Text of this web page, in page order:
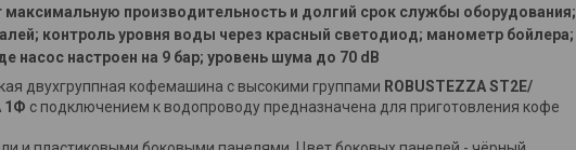
максимальную производительность и долгий срок службы оборудования;
контроль уровня воды через красный светодиод; манометр бойлера;
насос настроен на 9 бар; уровень шума до 70 dB
двухгруппная кофемашина с высокими группами ROBUSTEZZA ST2E/
1Ф с подключением к водопроводу предназначена для приготовления кофе